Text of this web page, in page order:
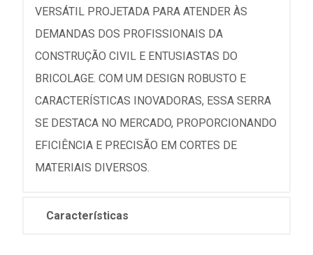
VERSÁTIL PROJETADA PARA ATENDER ÀS
DEMANDAS DOS PROFISSIONAIS DA
CONSTRUÇÃO CIVIL E ENTUSIASTAS DO
BRICOLAGE. COM UM DESIGN ROBUSTO E
CARACTERÍSTICAS INOVADORAS, ESSA SERRA
SE DESTACA NO MERCADO, PROPORCIONANDO
EFICIÊNCIA E PRECISÃO EM CORTES DE
MATERIAIS DIVERSOS.
Características